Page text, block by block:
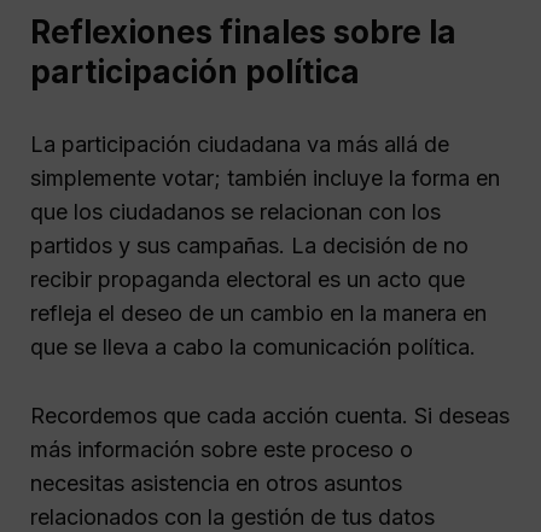
Reflexiones finales sobre la
participación política
La participación ciudadana va más allá de
simplemente votar; también incluye la forma en
que los ciudadanos se relacionan con los
partidos y sus campañas. La decisión de no
recibir propaganda electoral es un acto que
refleja el deseo de un cambio en la manera en
que se lleva a cabo la comunicación política.
Recordemos que cada acción cuenta. Si deseas
más información sobre este proceso o
necesitas asistencia en otros asuntos
relacionados con la gestión de tus datos